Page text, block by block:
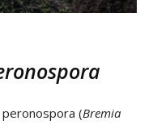
(Bremia